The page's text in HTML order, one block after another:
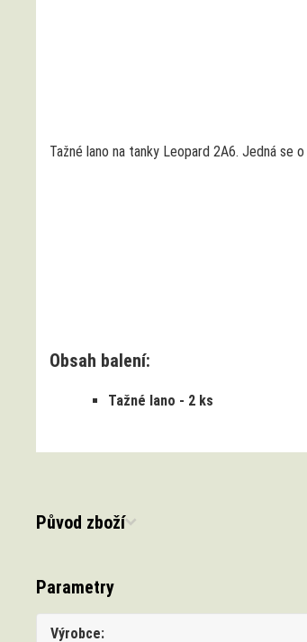
Tažné lano na tanky Leopard 2A6. Jedná se
Obsah balení:
Tažné lano - 2 ks
Původ zboží
Parametry
Výrobce